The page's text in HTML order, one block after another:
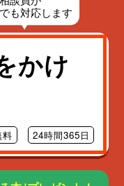
かけ
料 24時間365日